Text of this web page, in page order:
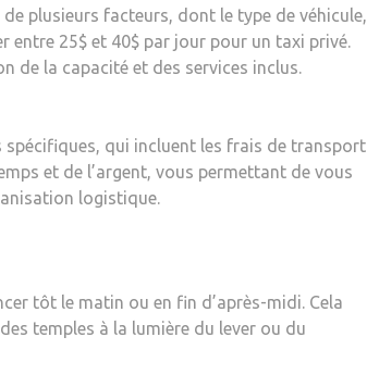
plusieurs facteurs, dont le type de véhicule,
entre 25$ et 40$ par jour pour un taxi privé.
de la capacité et des services inclus.
qui incluent les frais de transport
et de l’argent, vous permettant de vous
logistique.
tôt le matin ou en fin d’après-midi. Cela
temples à la lumière du lever ou du